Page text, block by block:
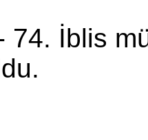
74. İblis